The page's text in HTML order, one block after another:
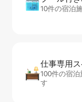
10件の宿泊
仕事専用
100件の宿
す